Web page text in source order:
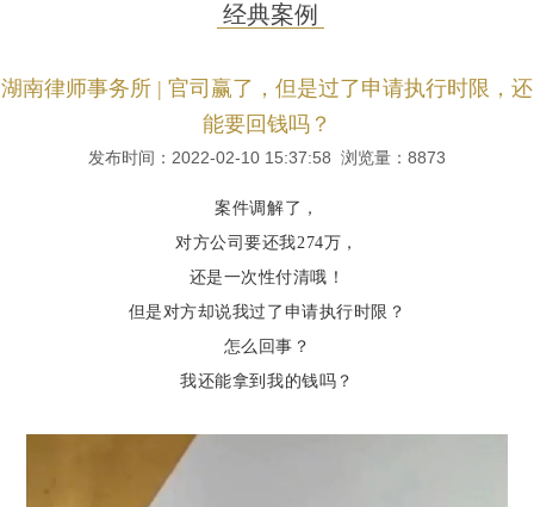
经典案例
湖南律师事务所 | 官司赢了，但是过了申请执行时限，还
能要回钱吗？
发布时间：2022-02-10 15:37:58 浏览量： 8873
案件调解了，
对方公司要还我274万，
还是一次性付清哦！
但是对方却说我过了申请执行时限？
怎么回事？
我还能拿到我的钱吗？